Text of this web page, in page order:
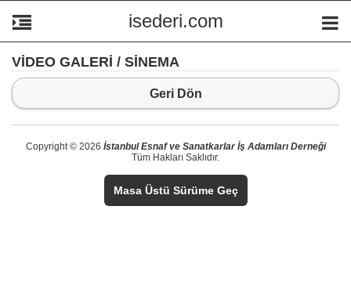
isederi.com
VİDEO GALERİ / SİNEMA
Geri Dön
Copyright © 2026 İstanbul Esnaf ve Sanatkarlar İş Adamları Derneği
Tüm Hakları Saklıdır.
Masa Üstü Sürüme Geç